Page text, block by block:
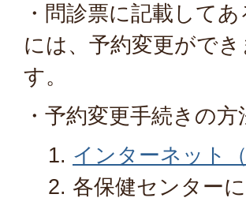
・問診票に記載して
には、予約変更がで
す。
・予約変更手続きの
インターネット
各保健センター